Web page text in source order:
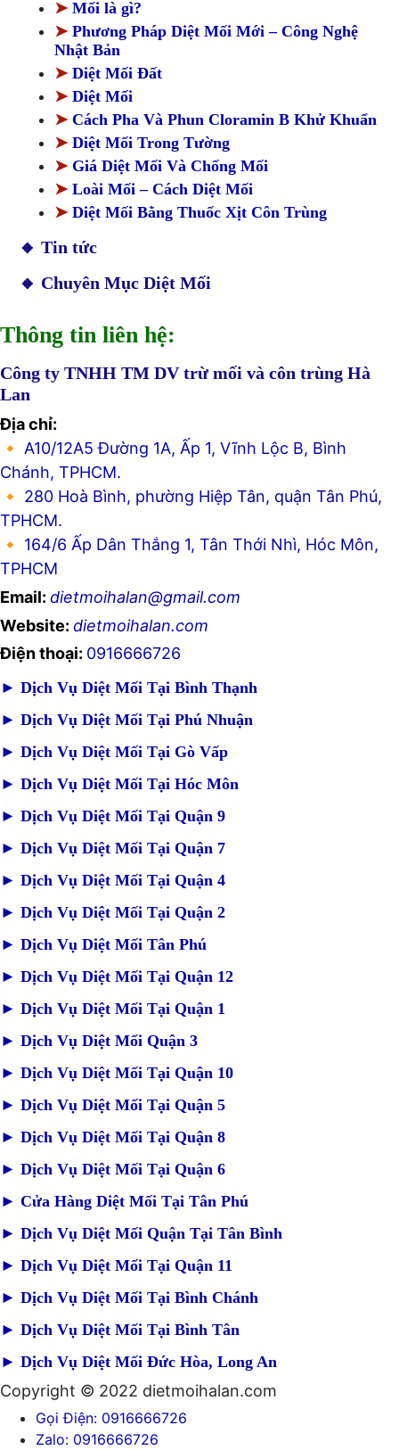
➤ Mối là gì?
➤ Phương Pháp Diệt Mối Mới – Công Nghệ
Nhật Bản
➤ Diệt Mối Đất
➤ Diệt Mối
➤ Cách Pha Và Phun Cloramin B Khử Khuẩn
➤ Diệt Mối Trong Tường
➤ Giá Diệt Mối Và Chống Mối
➤ Loài Mối – Cách Diệt Mối
➤ Diệt Mối Bằng Thuốc Xịt Côn Trùng
🔸 Tin tức
🔸 Chuyên Mục Diệt Mối
Thông tin liên hệ:
Công ty TNHH TM DV trừ mối và côn trùng Hà
Lan
Địa chỉ:
🔸 A10/12A5 Đường 1A, Ấp 1, Vĩnh Lộc B, Bình
Chánh, TPHCM.
🔸 280 Hoà Bình, phường Hiệp Tân, quận Tân Phú,
TPHCM.
🔸 164/6 Ấp Dân Thắng 1, Tân Thới Nhì, Hóc Môn,
TPHCM
Email: dietmoihalan@gmail.com
Website: dietmoihalan.com
Điện thoại: 0916666726
► Dịch Vụ Diệt Mối Tại Bình Thạnh
► Dịch Vụ Diệt Mối Tại Phú Nhuận
► Dịch Vụ Diệt Mối Tại Gò Vấp
► Dịch Vụ Diệt Mối Tại Hóc Môn
► Dịch Vụ Diệt Mối Tại Quận 9
► Dịch Vụ Diệt Mối Tại Quận 7
► Dịch Vụ Diệt Mối Tại Quận 4
► Dịch Vụ Diệt Mối Tại Quận 2
► Dịch Vụ Diệt Mối Tân Phú
► Dịch Vụ Diệt Mối Tại Quận 12
► Dịch Vụ Diệt Mối Tại Quận 1
► Dịch Vụ Diệt Mối Quận 3
► Dịch Vụ Diệt Mối Tại Quận 10
► Dịch Vụ Diệt Mối Tại Quận 5
► Dịch Vụ Diệt Mối Tại Quận 8
► Dịch Vụ Diệt Mối Tại Quận 6
► Cửa Hàng Diệt Mối Tại Tân Phú
► Dịch Vụ Diệt Mối Quận Tại Tân Bình
► Dịch Vụ Diệt Mối Tại Quận 11
► Dịch Vụ Diệt Mối Tại Bình Chánh
► Dịch Vụ Diệt Mối Tại Bình Tân
► Dịch Vụ Diệt Mối Đức Hòa, Long An
Copyright © 2022 dietmoihalan.com
Gọi Điện: 0916666726
Zalo: 0916666726